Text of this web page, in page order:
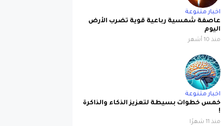
اخبار متنوعة
عاصفة شمسية رباعية قوية تضرب الأرض
اليوم
منذ 10 أشهر
اخبار متنوعة
خمس خطوات بسيطة لتعزيز الذكاء والذاكرة
!
منذ 11 شهرًا